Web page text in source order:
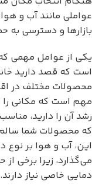
عواملی مانند آب و
بازارها و دسترسی به
یکی از عوامل مهمی
است که قصد دارید
محصولات مختلف در
مهم است که مکانی
رشد آن را دارید،
که محصولات شما
این، آب و هوا بر نوع
می‌گذارد، زیرا برخی
دمایی خاصی نیاز دارند.